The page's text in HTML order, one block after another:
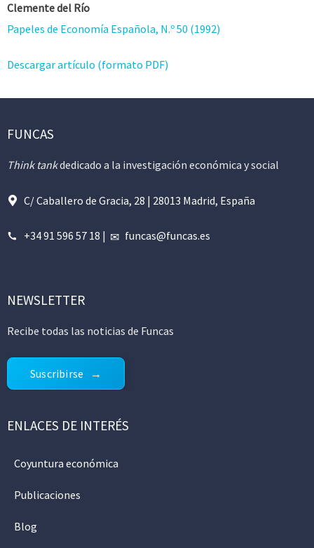
Clemente del Río
Papeles de Economía Española, N.º 50 (1992)
Descargar artículo (formato PDF)
FUNCAS
Think tankdedicado a la investigación económica y social
C/ Caballero de Gracia, 28 | 28013 Madrid, España
+34 91 596 57 18 | funcas@funcas.es
NEWSLETTER
Recibe todas las noticias de Funcas
Suscribirse
ENLACES DE INTERÉS
Coyuntura económica
Publicaciones
Blog